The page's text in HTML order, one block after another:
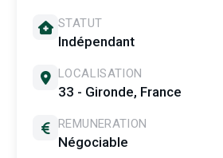
STATUT
Indépendant
LOCALISATION
33 - Gironde, France
REMUNERATION
Négociable